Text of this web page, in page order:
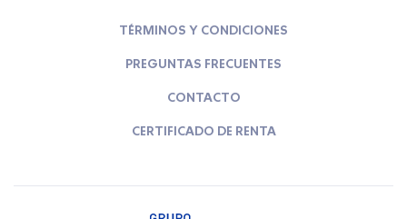
TÉRMINOS Y CONDICIONES
PREGUNTAS FRECUENTES
CONTACTO
CERTIFICADO DE RENTA